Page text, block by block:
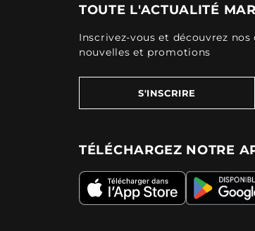
TOUTE L'ACTUALITÉ
Inscrivez-vous et découvrez nos
nouvelles et promotions
S'INSCRIRE
TÉLÉCHARGEZ NOTRE